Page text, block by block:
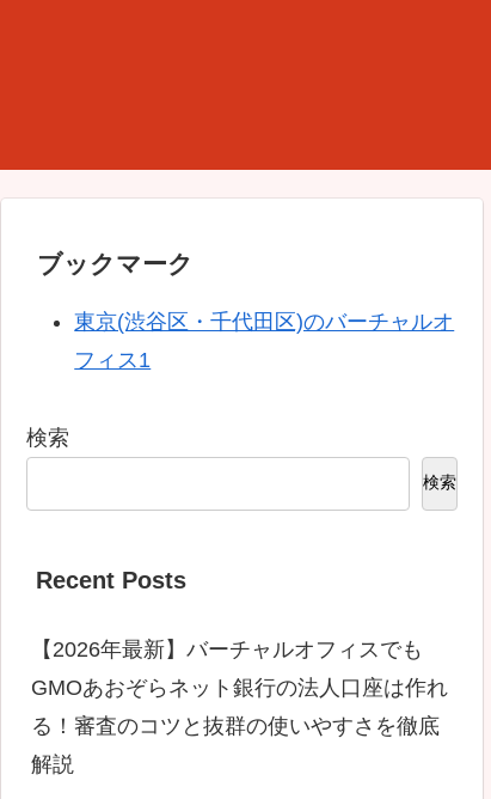
ブックマーク
東京(渋谷区・千代田区)のバーチャルオ
フィス1
検索
検索
Recent Posts
【2026年最新】バーチャルオフィスでも
GMOあおぞらネット銀行の法人口座は作れ
る！審査のコツと抜群の使いやすさを徹底
解説